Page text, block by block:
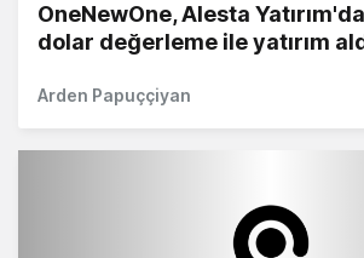
OneNewOne, Alesta
dolar değerleme ile yatırım
Arden Papuççiyan